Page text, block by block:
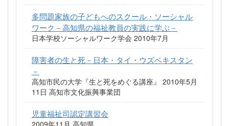
多問題家族の子どもへのスクール・ソーシャル
ワーク－高知県の福祉教員の実践に学ぶ－
日本学校ソーシャルワーク学会 2010年7月
障害者の生と死－日本・タイ・ウズベキスタン
－
高知市民の大学『生と死をめぐる講座』 2010年5月
11日 高知市文化振興事業団
児童福祉司認定講習会
2009年11月 高知県